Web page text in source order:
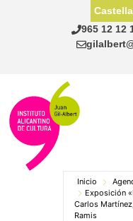
965 12 12
Inicio
Exposición
Carlos
Ramis